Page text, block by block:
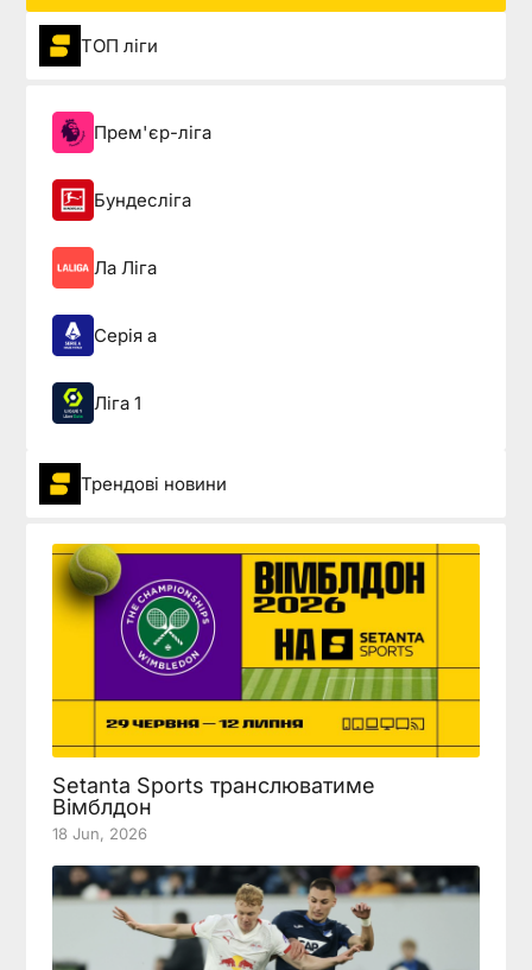
ТОП ліги
Прем'єр-ліга
Бундесліга
Ла Ліга
Серія а
Ліга 1
Трендові новини
Setanta Sports транслюватиме
Вімблдон
18 Jun, 2026